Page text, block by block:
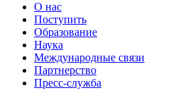
О нас
Поступить
Образование
Наука
Международные связи
Партнерство
Пресс-служба